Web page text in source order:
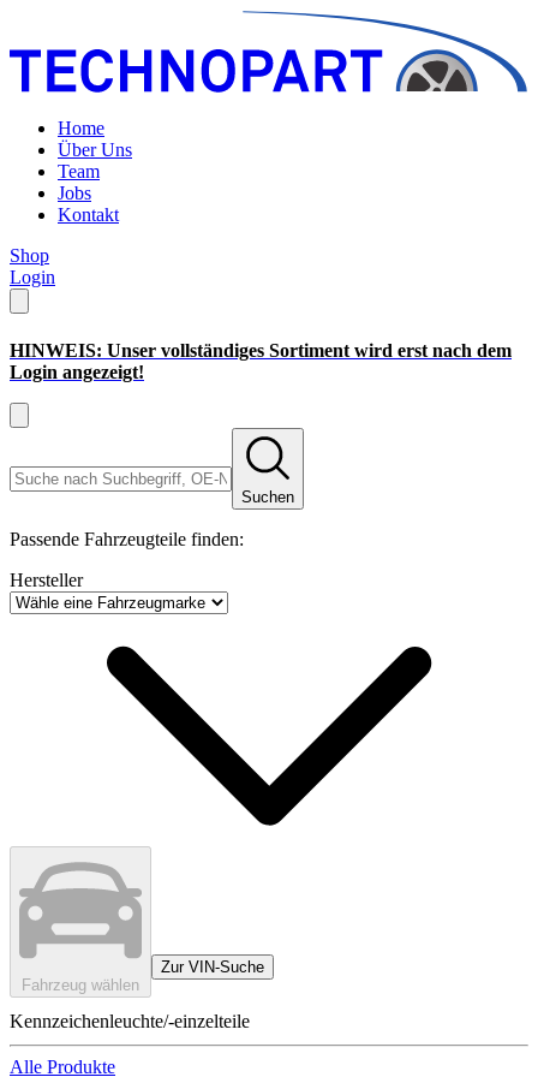
Home
Über Uns
Team
Jobs
Kontakt
Shop
Login
HINWEIS: Unser vollständiges Sortiment wird erst nach dem
Login angezeigt!
Suchen
Passende Fahrzeugteile finden:
Hersteller
Fahrzeug wählen
Zur VIN-Suche
Kennzeichenleuchte/-einzelteile
Alle Produkte